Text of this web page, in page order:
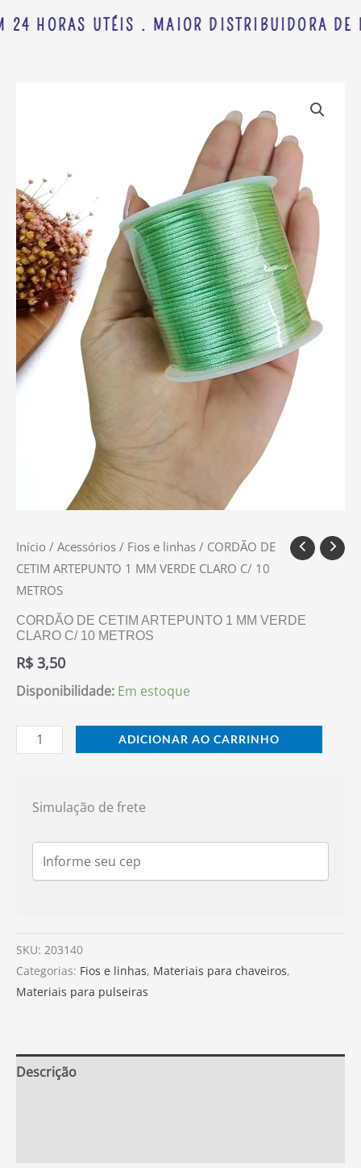
24 HORAS UTÉIS . MAIOR DISTRIBUIDORA DE
Início / Acessórios / Fios e linhas / CORDÃO DE
CETIM ARTEPUNTO 1 MM VERDE CLARO C/ 10
METROS
CORDÃO DE CETIM ARTEPUNTO 1 MM VERDE
CLARO C/ 10 METROS
R$ 3,50
Disponibilidade: Em estoque
1
MM
VERDE
CLARO
C/
10
METROS
quantidade
ADICIONAR AO CARRINHO
Simulação de frete
SKU: 203140
Categorias: Fios e linhas, Materiais para chaveiros,
Materiais para pulseiras
Descrição